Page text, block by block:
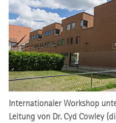
Internationaler Workshop
Leitung von Dr. Cyd Cowley